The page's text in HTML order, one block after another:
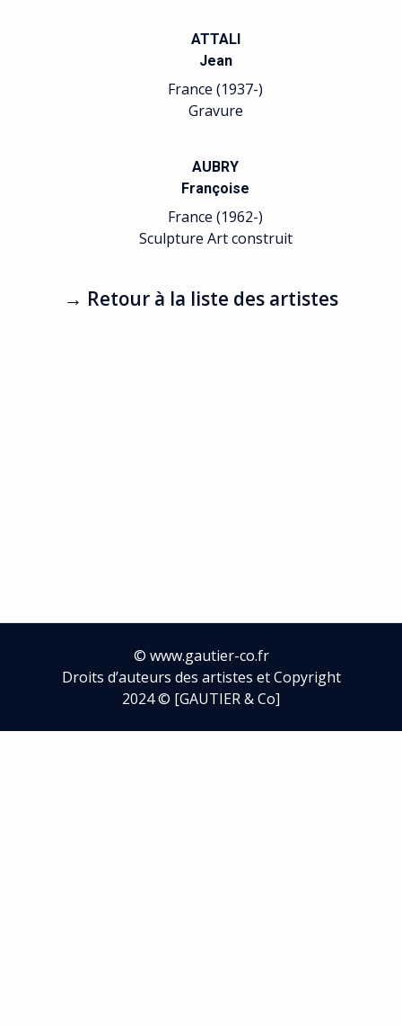
ATTALI
Jean
France (1937-)
Gravure
AUBRY
Françoise
France (1962-)
Sculpture Art construit
→ Retour à la liste des artistes
© www.gautier-co.fr
Droits d’auteurs des artistes et Copyright
2024 © [GAUTIER & Co]